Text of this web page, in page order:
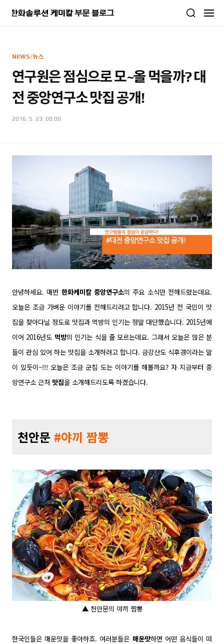
NEWS/뉴스
연구원은 점심으로 모~올 먹을까? 대
전 중앙연구소 맛집 공개!
2016. 5. 23. 08:00
안녕하세요. 매번 한화케미칼 중앙연구소의 주요 소식만 전해드렸는데요.
오늘은 조금 가벼운 이야기를 전해드리려고 합니다. 2015년 전 국민이 맛
집을 찾아다닐 정도로 맛집과 먹방의 인기는 정말 대단했습니다. 2015년에
이어 2016년도 먹방의 인기는 식을 줄 모르는데요. 그래서 오늘은 많은 분
들이 관심 있어 하는 맛집을 소개하려고 합니다. 금강산도 식후경이라는 말
이 있듯이~!!! 오늘은 조금 군침 도는 이야기를 해볼까요? 자 지금부터 중
앙연구소 근처 맛집을 소개해드리도록 하겠습니다.
천안문 #야끼 짬뽕
▲ 천안문의 야끼 짬뽕
한국인들은 매운맛을 좋아하죠. 여러분들은 매운맛하면 어떤 음식들이 떠